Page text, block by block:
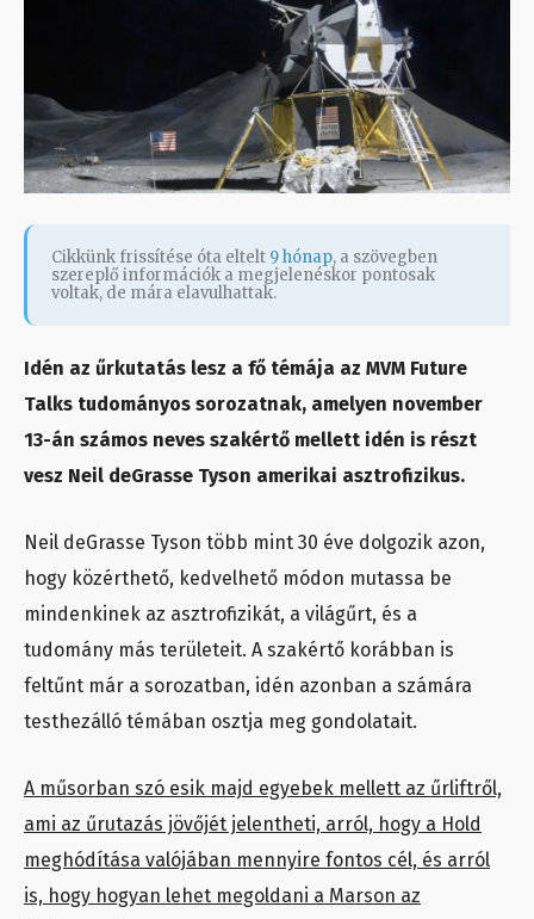
Cikkünk frissítése óta eltelt 9 hónap, a szövegben
szereplő információk a megjelenéskor pontosak
voltak, de mára elavulhattak.
Idén az űrkutatás lesz a fő témája az MVM Future
Talks tudományos sorozatnak, amelyen november
13-án számos neves szakértő mellett idén is részt
vesz Neil deGrasse Tyson amerikai asztrofizikus.
Neil deGrasse Tyson több mint 30 éve dolgozik azon,
hogy közérthető, kedvelhető módon mutassa be
mindenkinek az asztrofizikát, a világűrt, és a
tudomány más területeit. A szakértő korábban is
feltűnt már a sorozatban, idén azonban a számára
testhezálló témában osztja meg gondolatait.
A műsorban szó esik majd egyebek mellett az űrliftről,
ami az űrutazás jövőjét jelentheti, arról, hogy a Hold
meghódítása valójában mennyire fontos cél, és arról
is, hogy hogyan lehet megoldani a Marson az